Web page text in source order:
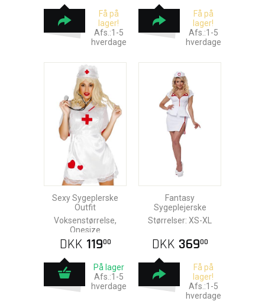
Få på
lager!
Afs.:1-5
hverdage
Få på
lager!
Afs.:1-5
hverdage
Sexy Sygeplerske
Outfit
Voksenstørrelse,
Onesize
DKK 11900
På lager
Afs.:1-5
hverdage
Fantasy
Sygeplejerske
Størrelser: XS-XL
DKK 36900
Få på
lager!
Afs.:1-5
hverdage